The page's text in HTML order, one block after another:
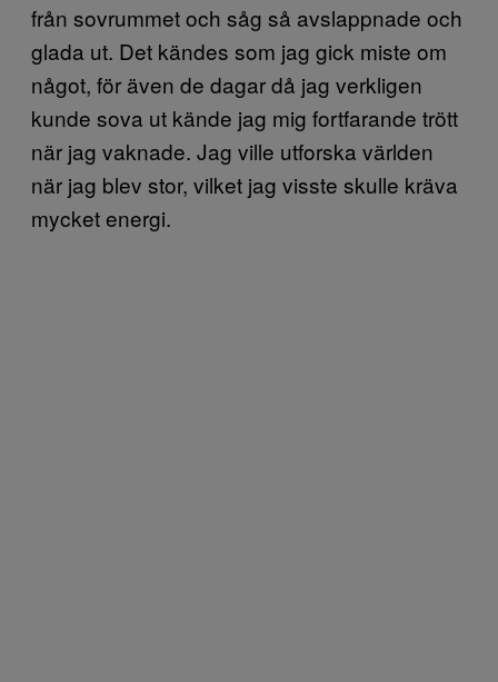
från sovrummet och såg så avslappnade och
glada ut. Det kändes som jag gick miste om
något, för även de dagar då jag verkligen
kunde sova ut kände jag mig fortfarande trött
när jag vaknade. Jag ville utforska världen
när jag blev stor, vilket jag visste skulle kräva
mycket energi.